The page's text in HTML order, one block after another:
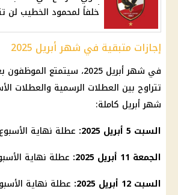
خلفاً لمحمود الخطيب لن
إجازات متبقية في شهر أبريل 2025
في شهر أبريل 2025
، سيتمتع الموظفون
تتراوح بين العطلات الرسمية والعطلات
شهر أبريل كاملة:
السبت 5 أبريل 2025:
عطلة نهاية
الجمعة 11 أبريل 2025:
عطلة نهاية
السبت 12 أبريل 2025:
عطلة نهاية